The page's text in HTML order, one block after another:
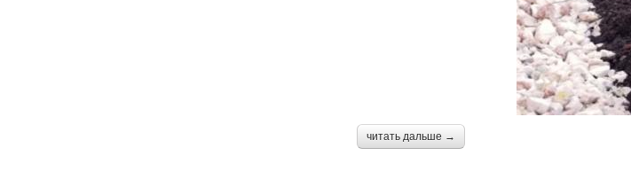
читать дальше →